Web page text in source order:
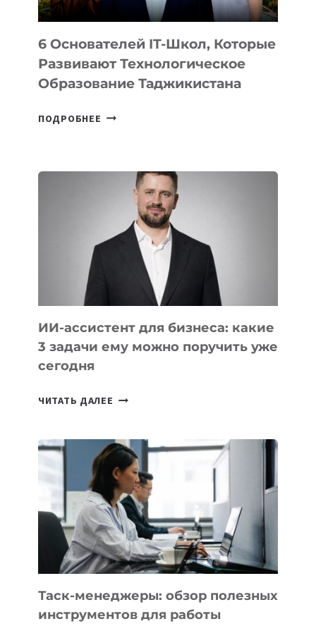
6 Основателей IT-Школ, Которые
Развивают Технологическое
Образование Таджикистана
ПОДРОБНЕЕ 6
КОТОРЫЕ
РАЗВИВАЮТ
ТЕХНОЛОГИЧЕСКОЕ
ОБРАЗОВАНИЕ
ТАДЖИКИСТАНА
ИИ-ассистент для бизнеса: какие
3 задачи ему можно поручить уже
сегодня
ЧИТАТЬ ДАЛЕЕ ИИ-
БИЗНЕСА:
КАКИЕ
3
ЗАДАЧИ
ЕМУ
МОЖНО
ПОРУЧИТЬ
УЖЕ
СЕГОДНЯ
Таск-менеджеры: обзор полезных
инструментов для работы